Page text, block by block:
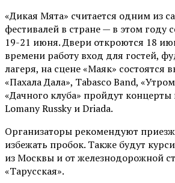
«Дикая Мята» считается одним из
фестивалей в стране — в этом году
19-21 июня. Двери откроются 18
времени работу вход для гостей,
лагеря, на сцене «Маяк» состоятся
«Пахала Дала», Tabasco Band,
«Дачного клуба» пройдут
Lomany Russky и Driada.
Организаторы рекомендуют
избежать пробок. Также будут
из Москвы и от железнодорожной
«Тарусская».